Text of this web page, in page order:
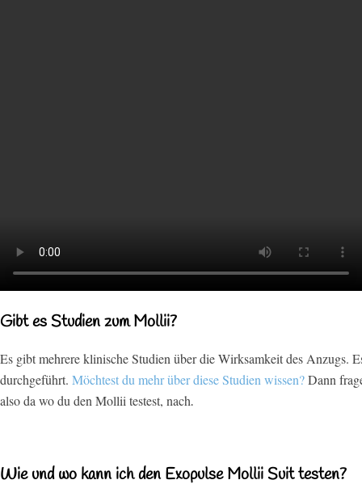
Gibt es Studien zum Mollii?
Es gibt mehrere klinische Studien über die Wirksamkeit des Anzugs.
durchgeführt. Möchtest du mehr über diese Studien wissen?Dann
also da wo du den Mollii testest, nach.
Wie und wo kann ich den Exopulse Mollii Suit testen?